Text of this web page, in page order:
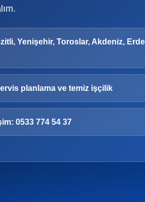
Yenişehir, Toroslar, Akdeniz,
planlama ve temiz işçilik
0533 774 54 37